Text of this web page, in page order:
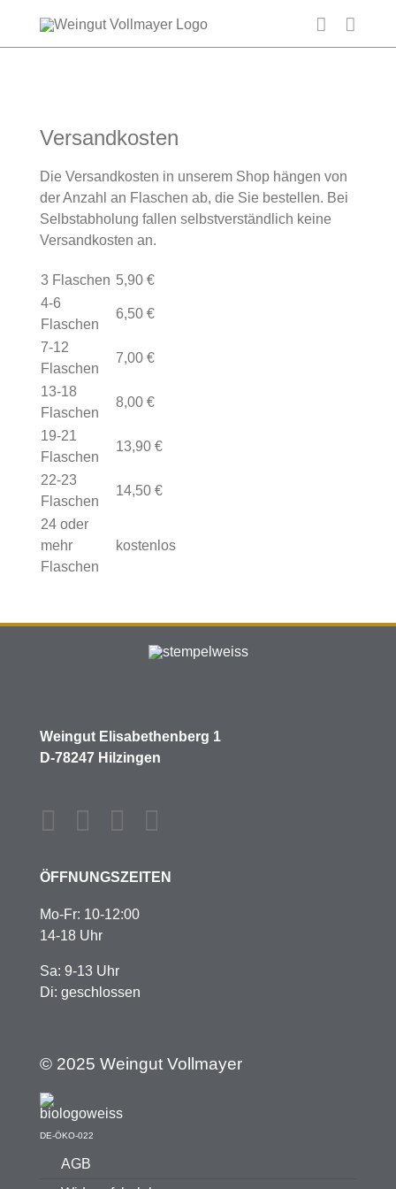
content
Versandkosten
Die Versandkosten in unserem Shop hängen von
der Anzahl an Flaschen ab, die Sie bestellen. Bei
Selbstabholung fallen selbstverständlich keine
Versandkosten an.
3 Flaschen 5,90 €
4-6
Flaschen
6,50 €
7-12
Flaschen
7,00 €
13-18
Flaschen
8,00 €
19-21
Flaschen
13,90 €
22-23
Flaschen
14,50 €
24 oder
mehr
Flaschen
kostenlos
Weingut Elisabethenberg 1
D-78247 Hilzingen
ÖFFNUNGSZEITEN
Mo-Fr: 10-12:00
14-18 Uhr
Sa: 9-13 Uhr
Di: geschlossen
© 2025 Weingut Vollmayer
DE-ÖKO-022
AGB